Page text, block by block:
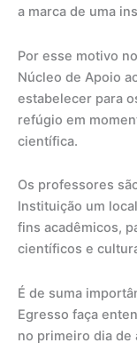
a marca de uma
Por esse motivo
Núcleo de Apoio
estabelecer para
refúgio em
científica.
Os professores
Instituição um
fins acadêmicos,
científicos e
É de suma
Egresso faça
no primeiro dia de